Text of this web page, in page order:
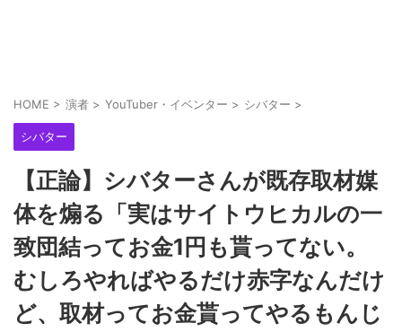
HOME > 演者 > YouTuber・イベンター > シバター >
シバター
【正論】シバターさんが既存取材媒
体を煽る「実はサイトウヒカルの一
致団結ってお金1円も貰ってない。
むしろやればやるだけ赤字なんだけ
ど、取材ってお金貰ってやるもんじ